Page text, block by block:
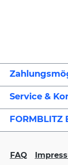
Service &
FORMBLITZ
FAQ